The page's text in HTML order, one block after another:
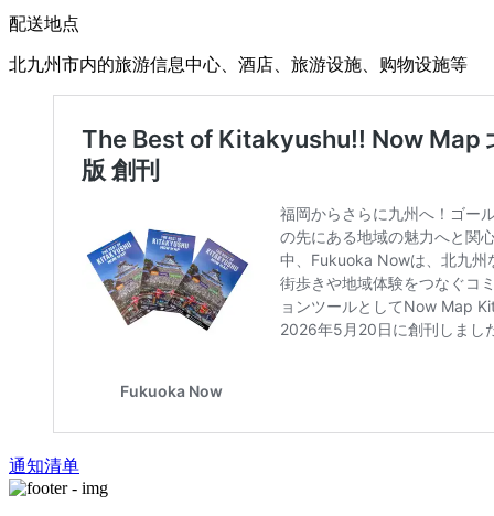
配送地点
北九州市内的旅游信息中心、酒店、旅游设施、购物设施等
通知清单